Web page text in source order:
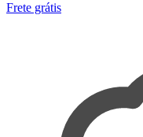
Frete grátis